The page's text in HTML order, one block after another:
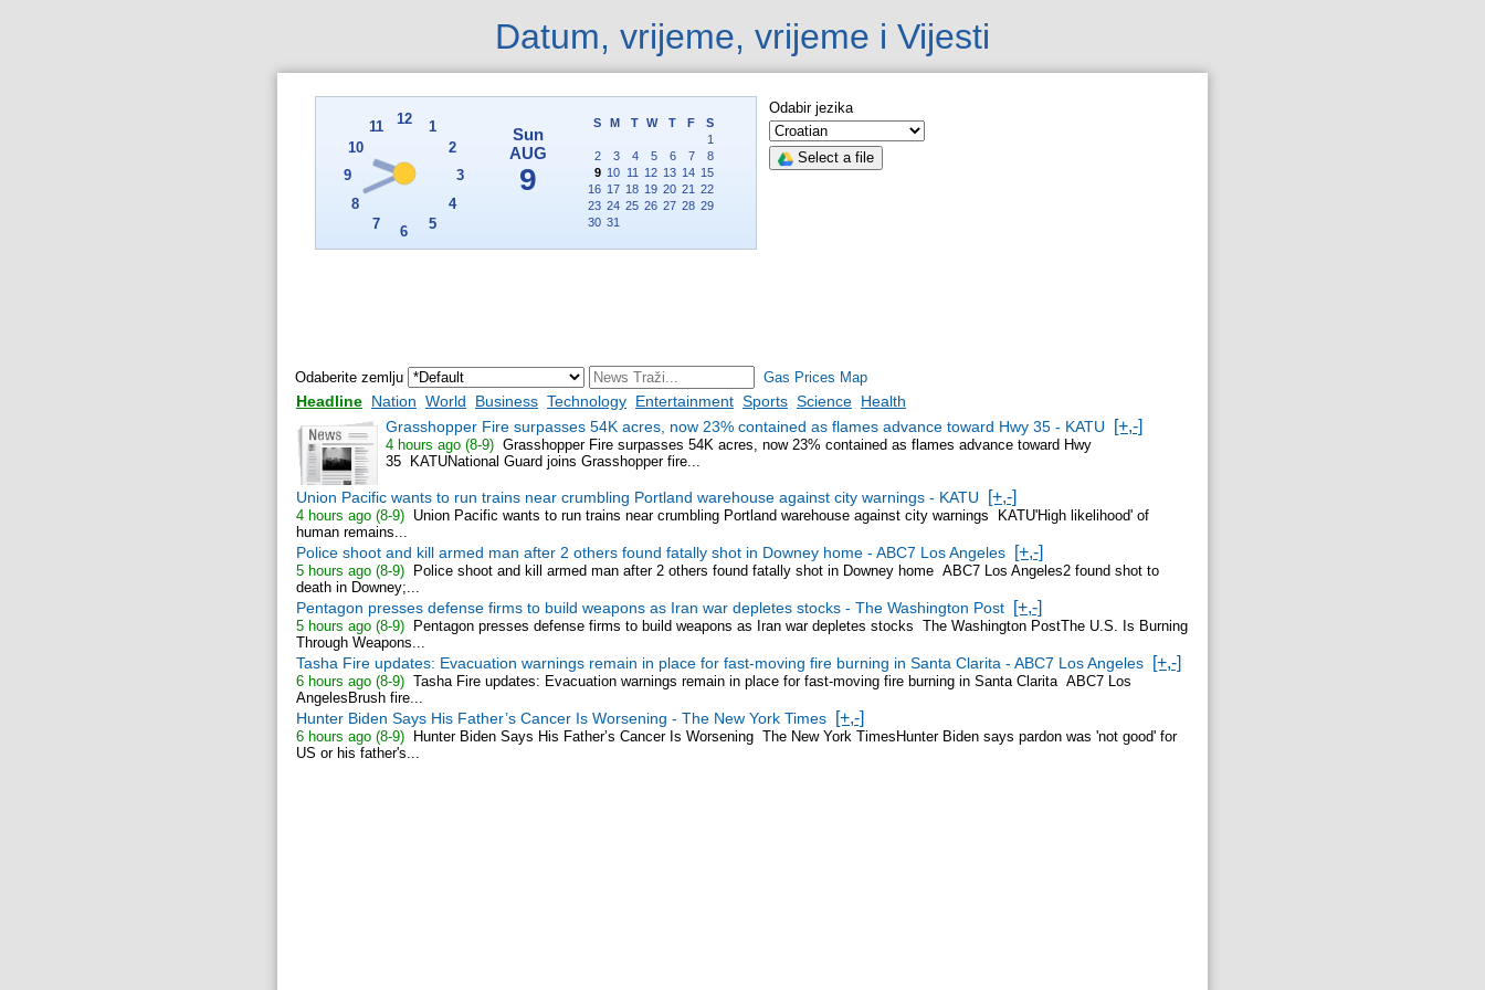
Datum, vrijeme, vrijeme i Vijesti
Odabir jezika
Select a file
Odaberite zemlju Gas Prices Map